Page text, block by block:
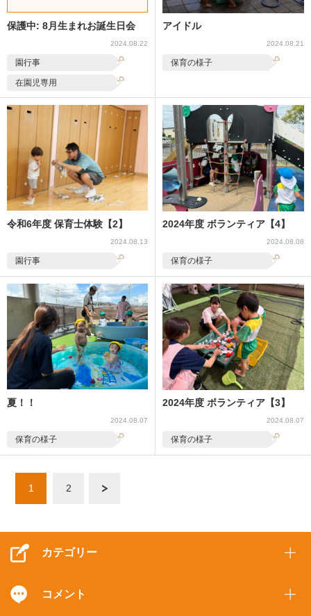
保護中: 8月生まれお誕生日会
2024.08.22
園行事
在園児専用
アイドル
2024.08.21
保育の様子
令和6年度 保育士体験【2】
2024.08.13
園行事
2024年度 ボランティア【4】
2024.08.08
保育の様子
夏！！
2024.08.07
保育の様子
2024年度 ボランティア【3】
2024.08.07
保育の様子
1 2
カテゴリー
コメント